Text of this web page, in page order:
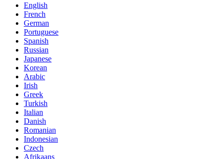
English
French
German
Portuguese
Spanish
Russian
Japanese
Korean
Arabic
Irish
Greek
Turkish
Italian
Danish
Romanian
Indonesian
Czech
Afrikaans